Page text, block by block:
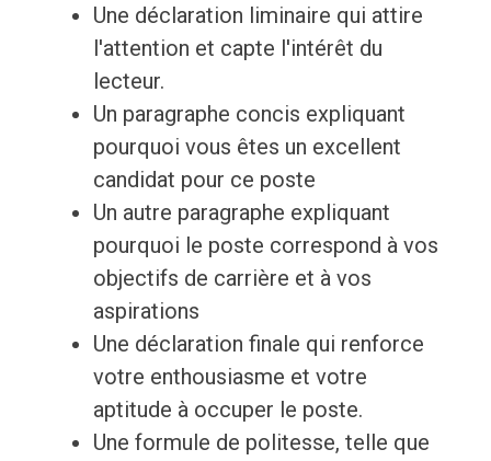
Une déclaration liminaire qui attire
l'attention et capte l'intérêt du
lecteur.
Un paragraphe concis expliquant
pourquoi vous êtes un excellent
candidat pour ce poste
Un autre paragraphe expliquant
pourquoi le poste correspond à vos
objectifs de carrière et à vos
aspirations
Une déclaration finale qui renforce
votre enthousiasme et votre
aptitude à occuper le poste.
Une formule de politesse, telle que